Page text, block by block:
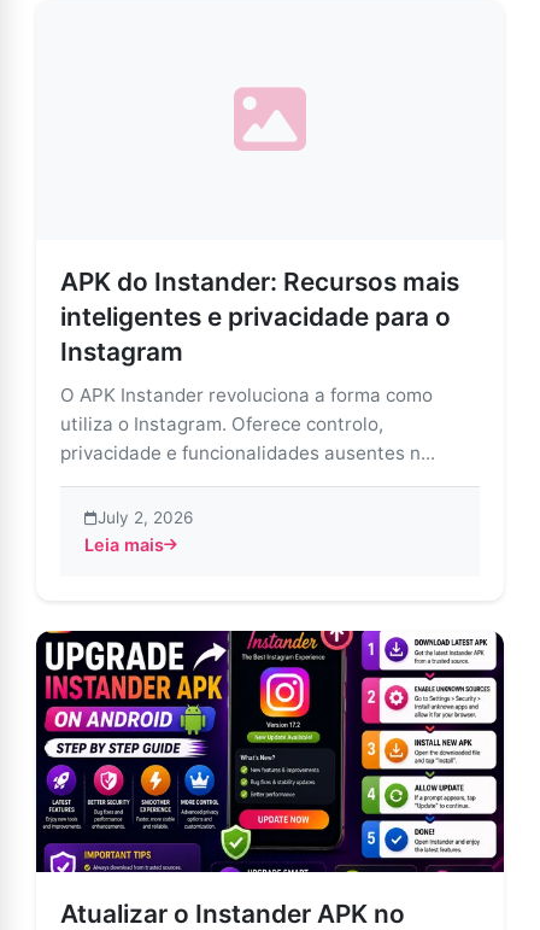
APK do Instander: Recursos mais
inteligentes e privacidade para o
Instagram
O APK Instander revoluciona a forma como
utiliza o Instagram. Oferece controlo,
privacidade e funcionalidades ausentes n...
July 2, 2026
Leia mais
about APK do Instander: Recursos mais inteligentes
Atualizar o Instander APK no